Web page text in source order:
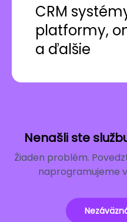
CRM
platformy,
a ďalšie
Nenašli ste
Žiaden problém.
naprogramujeme